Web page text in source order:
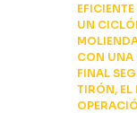
UN
CON UNA
FINAL
TIRÓN, EL